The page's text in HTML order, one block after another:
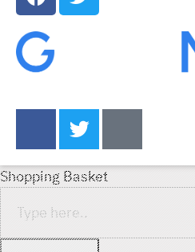
Shopping Basket